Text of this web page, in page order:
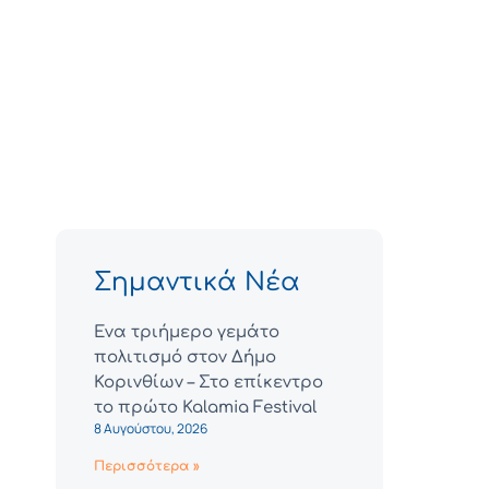
Σημαντικά Νέα
Ένα τριήμερο γεμάτο
πολιτισμό στον Δήμο
Κορινθίων – Στο επίκεντρο
το πρώτο Kalamia Festival
8 Αυγούστου, 2026
Περισσότερα »